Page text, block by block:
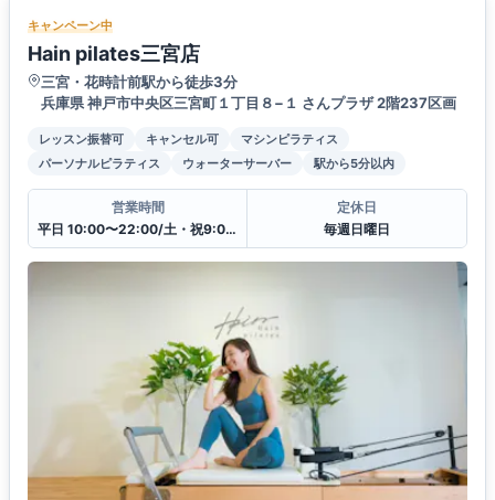
キャンペーン中
Hain pilates三宮店
三宮・花時計前駅から徒歩3分
兵庫県 神戸市中央区三宮町１丁目８−１ さんプラザ 2階237区画
レッスン振替可 キャンセル可
マシンピラティス
パーソナルピラティス
ウォーターサーバー 駅から5分以内
営業時間
平日 10:00〜22:00/土・祝9:00〜19:00
定休日
毎週日曜日